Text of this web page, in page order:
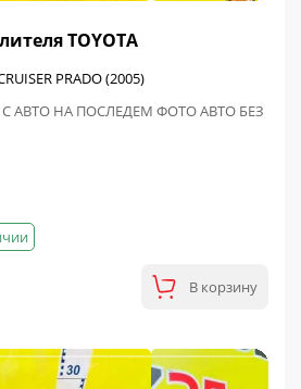
TOYOTA
PRADO (2005)
АВТО НА ПОСЛЕДЕМ ФОТО АВТО БЕЗ
В корзину